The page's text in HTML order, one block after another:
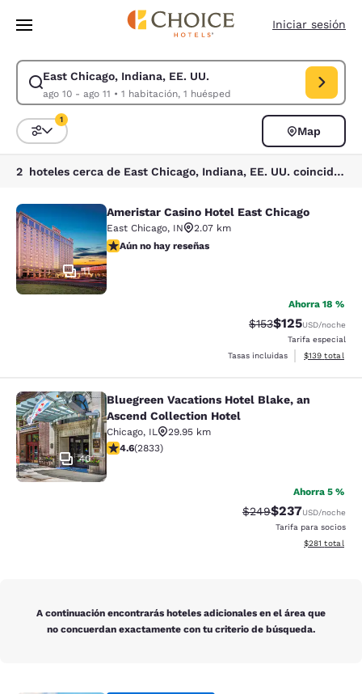
Saltar A Contenido Principal
Iniciar sesión
East Chicago, Indiana, EE. UU.
ago 10 - ago 11 • 1 habitación, 1 huésped
Modificar búsqueda para East Chicago, Indiana, EE. UU.. Fecha de
Ordenar y filtrar
1
Map
2 hoteles cerca de East Chicago, Indiana, EE. UU. coinciden con tus filtros
Ameristar Casino Hotel East
11
Ameristar Casino Hotel East Chicago
East Chicago, IN
2.07 km
Aún no hay reseñas
Aún no hay reseñas
Ahorra 18 %
Tarifa tachada:
$153Tarifa reducida:
$125USD/noche
Tarifa especial
Tasas incluidas
Ver detalles
$139 total
Bluegreen Vacations Hotel Blake,
40
Bluegreen Vacations Hotel Blake, an
Ascend Collection Hotel
Chicago, IL
29.95 km
Calificación de 4.59 estrellas. Excelente. 2833
4.6(2833)
Ahorra 5 %
Tarifa tachada:
$249Tarifa reducida:
$237USD/noche
Tarifa para socios
Ver detalles
$281 total
A continuación encontrarás hoteles adicionales en el área que
no concuerdan exactamente con tu criterio de búsqueda.